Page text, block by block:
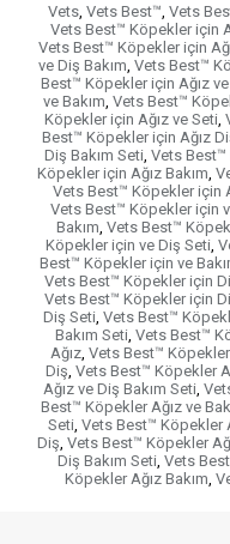
Vets, Vets Best™ Vets
Vets Best™ Köpekler için
Vets Best™ Köpekler için
ve Diş Bakım Vets Best™
Best™ Köpekler için Ağız
ve Bakım Vets Best™
Köpekler için Ağız ve Seti
Best™ Köpekler için Ağız
Diş Bakım Seti Vets Best™
Köpekler için Ağız Bakım
Vets Best™ Köpekler için
Vets Best™ Köpekler için
Bakım Vets Best™
Köpekler için ve Diş Seti
Best™ Köpekler için ve
Vets Best™ Köpekler için
Vets Best™ Köpekler için
Diş Seti Vets Best™
Bakım Seti Vets Best™
Ağız Vets Best™ Köpekler
Diş Vets Best™ Köpekler
Ağız ve Diş Bakım Seti
Best™ Köpekler Ağız ve
Seti Vets Best™ Köpekler
Diş Vets Best™ Köpekler
Diş Bakım Seti Vets
Köpekler Ağız Bakım